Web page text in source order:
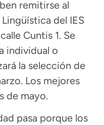
remitirse al
del IES
Cuntis 1. Se
individual o
la selección de
Los mejores
de mayo.
pasa porque los